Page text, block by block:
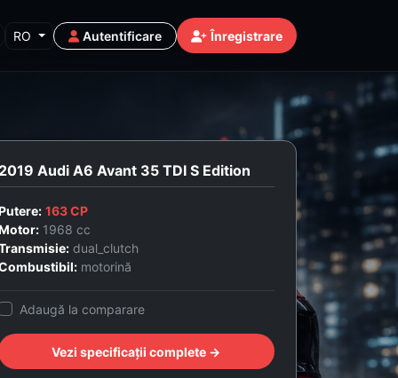
RO Autentificare Înregistrare
Audi A6 Avant 35 TDI S Edition
163 CP
1968 cc
dual_clutch
motorină
Adaugă la comparare
Vezi specificații complete →